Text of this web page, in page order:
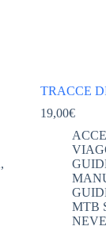
,
TRACCE
19,00€
MTB
NEVE